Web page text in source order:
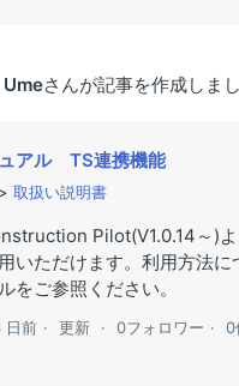
Umeさんが記事を作成しま
アル TS連携機能
取扱い説明書
Pilot(V1.0.14～)
いただけます。利用方法に
をご参照ください。
日前 更新 0フォロワー 0